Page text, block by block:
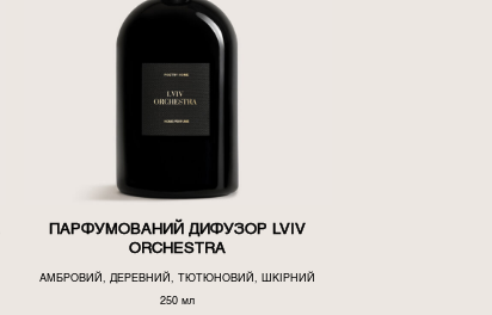
ПАРФУМОВАНИЙ ДИФУЗОР LVIV
ORCHESTRA
АМБРОВИЙ, ДЕРЕВНИЙ, ТЮТЮНОВИЙ, ШКІРНИЙ
250 мл